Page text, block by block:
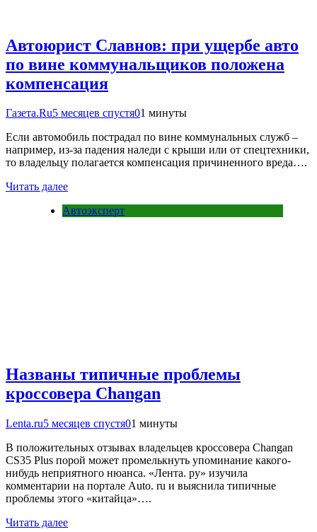
Автоюрист Славнов: при ущербе авто
по вине коммунальщиков положена
компенсация
Газета.Ru5 месяцев спустя01 минуты
Если автомобиль пострадал по вине коммунальных служб –
например, из-за падения наледи с крыши или от спецтехники,
то владельцу полагается компенсация причиненного вреда….
Читать далее
Автоэксперт
Названы типичные проблемы
кроссовера Changan
Lenta.ru5 месяцев спустя01 минуты
В положительных отзывах владельцев кроссовера Changan
CS35 Plus порой может промелькнуть упоминание какого-
нибудь неприятного нюанса. «Лента. ру» изучила
комментарии на портале Auto. ru и выяснила типичные
проблемы этого «китайца»….
Читать далее